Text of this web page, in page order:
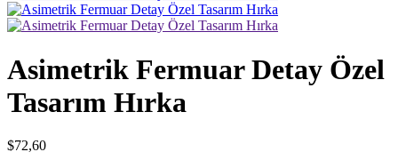
Asimetrik Fermuar Detay Özel
Tasarım Hırka
$72,60